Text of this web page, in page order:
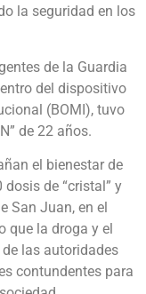
la seguridad en los
de la Guardia
del dispositivo
(BOMI), tuvo
de 22 años.
el bienestar de
de “cristal” y
San Juan, en el
que la droga y el
las autoridades
contundentes para